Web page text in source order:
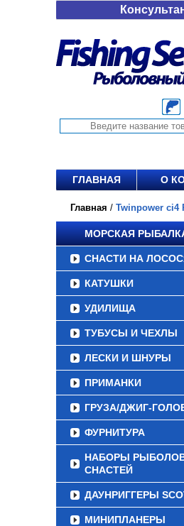
ГЛАВНАЯ О
Главная / Twinpower ci4
МОРСКАЯ
СНАСТИ НА
КАТУШКИ
УДИЛИЩА
ТУБУСЫ И ЧЕХЛЫ
ЛЕСКИ И ШНУРЫ
ПРИМАНКИ
ГРУЗА/ДЖИГ-
ФУРНИТУРА
НАБОРЫ
СНАСТЕЙ
ДАУНРИГГЕРЫ
МИНИПЛАНЕРЫ